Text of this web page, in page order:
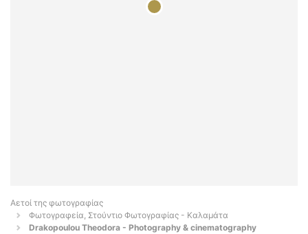
Αετοί της φωτογραφίας
Φωτογραφεία, Στούντιο Φωτογραφίας - Καλαμάτα
Drakopoulou Theodora - Photography & cinematography